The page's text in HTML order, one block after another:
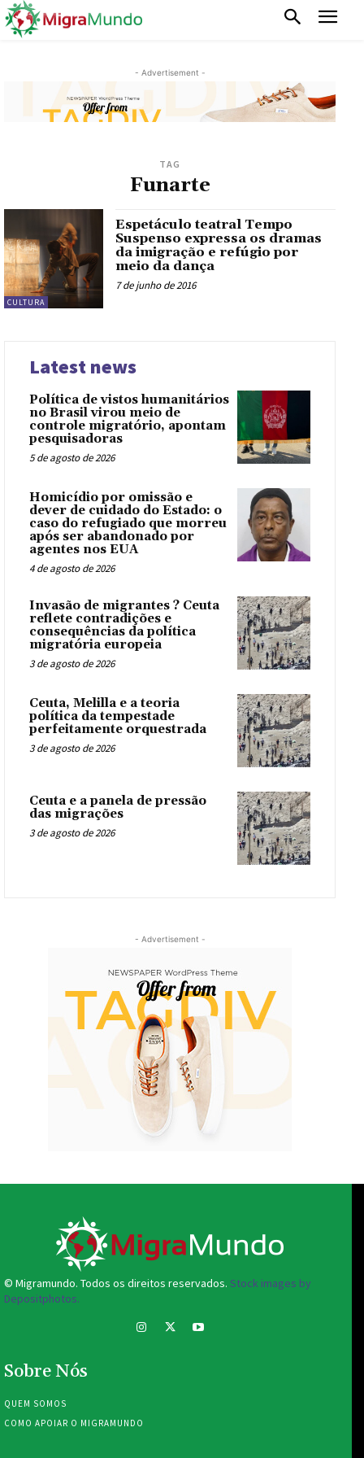
- Advertisement -
TAG
Funarte
CULTURA
Espetáculo teatral Tempo
Suspenso expressa os dramas
da imigração e refúgio por
meio da dança
7 de junho de 2016
Latest news
Política de vistos humanitários
no Brasil virou meio de
controle migratório, apontam
pesquisadoras
5 de agosto de 2026
Homicídio por omissão e
dever de cuidado do Estado: o
caso do refugiado que morreu
após ser abandonado por
agentes nos EUA
4 de agosto de 2026
Invasão de migrantes ? Ceuta
reflete contradições e
consequências da política
migratória europeia
3 de agosto de 2026
Ceuta, Melilla e a teoria
política da tempestade
perfeitamente orquestrada
3 de agosto de 2026
Ceuta e a panela de pressão
das migrações
3 de agosto de 2026
- Advertisement -
© Migramundo. Todos os direitos reservados. Stock images by
Depositphotos.
Sobre Nós
QUEM SOMOS
COMO APOIAR O MIGRAMUNDO